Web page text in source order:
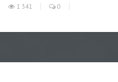
1 341 0